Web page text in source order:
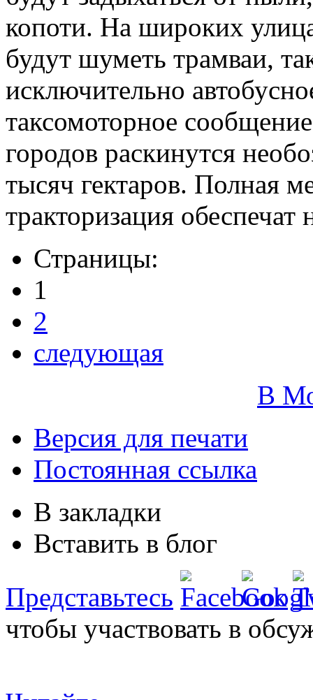
копоти. На широких
будут шуметь трамваи,
исключительно
таксомоторное
городов раскинутся
тысяч гектаров. Полная
тракторизация
Страницы:
1
2
следующая
В
Версия для печати
Постоянная ссылка
В закладки
Вставить в блог
Представьтесь
чтобы участвовать в